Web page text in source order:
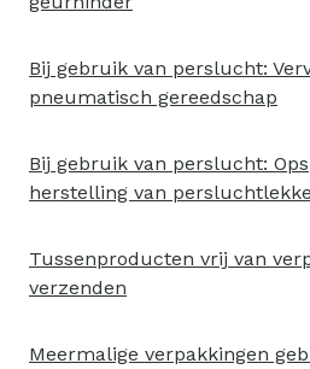
Bij gebruik van perslucht:
pneumatisch gereedschap
Bij gebruik van perslucht:
herstelling van
Tussenproducten vrij van
verzenden
Meermalige verpakkingen